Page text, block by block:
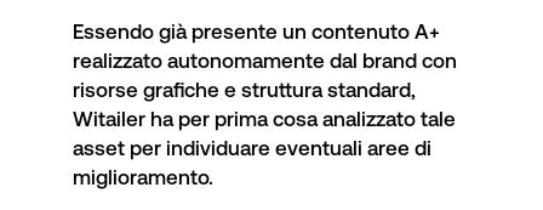
Essendo già presente un contenuto A+
realizzato autonomamente dal brand con
risorse grafiche e struttura standard,
Witailer ha per prima cosa analizzato tale
asset per individuare eventuali aree di
miglioramento.